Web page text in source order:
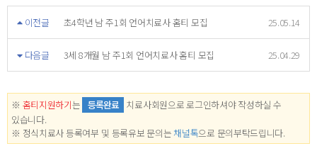
이전글 초4학년 남 주1회 언어치료사 홈티 모집 25.05.14
다음글 3세 8개월 남 주1회 언어치료사 홈티 모집 25.04.29
※ 홈티지원하기는 등록완료 치료사회원으로 로그인하셔야 작성하실 수
있습니다.
※ 정식치료사 등록여부 및 등록유보 문의는 채널톡으로 문의부탁드립니다.